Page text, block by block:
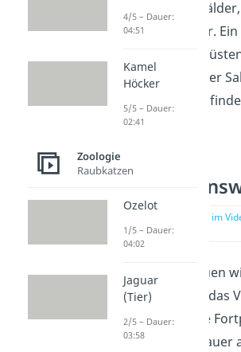
tropische
undGebirgswälder. Ein
Bäume hoher
wachsen.
Seltener
auch in Savannen.
Ozelot
zur Stelle im
(01:28)
Als nächstes schauen
Lebensweise, also das
Ernährung und die
Katzenfamilie genauer
4/5 – Dauer:
04:51
Kamel
Höcker
5/5 – Dauer:
02:41
Zoologie
Raubkatzen
Ozelot
1/5 – Dauer:
04:02
Jaguar
(Tier)
2/5 – Dauer:
03:58